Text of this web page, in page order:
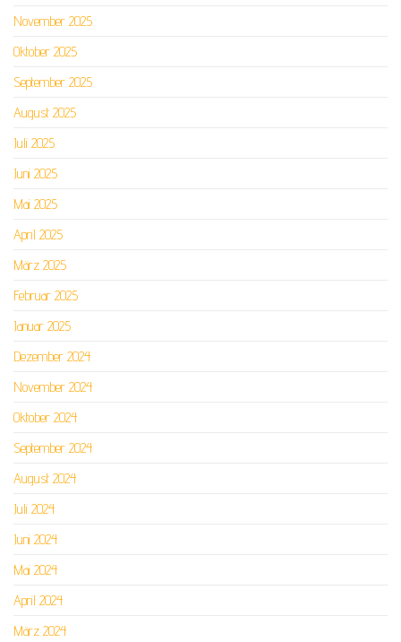
November 2025
Oktober 2025
September 2025
August 2025
Juli 2025
Juni 2025
Mai 2025
April 2025
März 2025
Februar 2025
Januar 2025
Dezember 2024
November 2024
Oktober 2024
September 2024
August 2024
Juli 2024
Juni 2024
Mai 2024
April 2024
März 2024